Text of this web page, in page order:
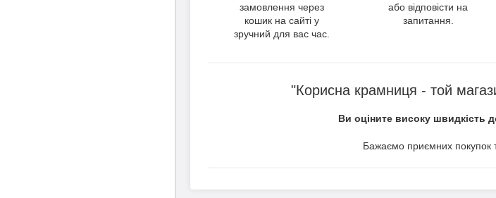
замовлення через
кошик на сайті у
зручний для вас час.
або відповісти на
запитання.
"Корисна крамниця - той
Ви оціните високу швидкість
Бажаємо приємних покупок